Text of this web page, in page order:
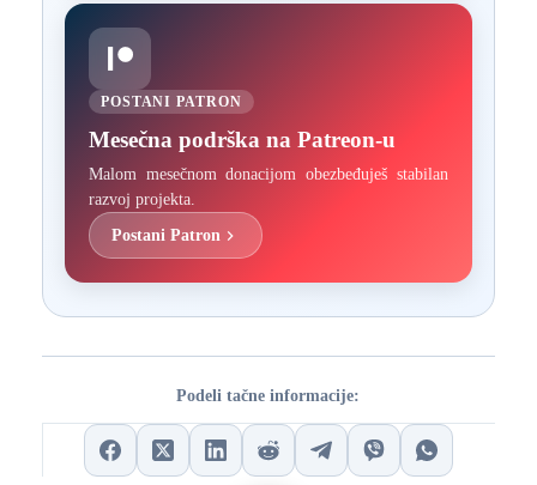
POSTANI PATRON
Mesečna podrška na Patreon-u
Malom mesečnom donacijom obezbeđuješ stabilan
razvoj projekta.
Postani Patron
Podeli tačne informacije: